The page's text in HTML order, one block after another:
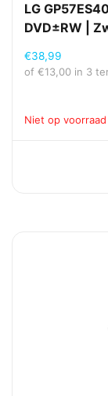
LG
DVD±RW |
€38,99
of €13,00 in 3
Niet op voorraad